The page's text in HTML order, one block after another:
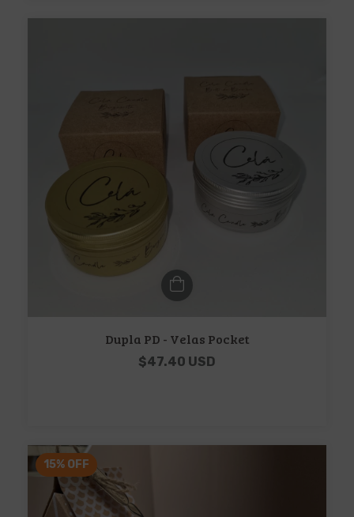
Dupla PD - Velas Pocket
$47.40 USD
15% OFF